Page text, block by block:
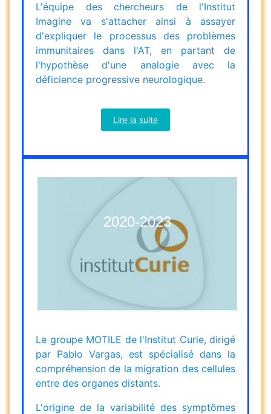
L'équipe des chercheurs de l'Institut
Imagine va s'attacher ainsi à assayer
d'expliquer le processus des problèmes
immunitaires dans l'AT, en partant de
l'hypothèse d'une analogie avec la
déficience progressive neurologique.
Lire la suite
2020-2023
Le groupe MOTILE de l'Institut Curie, dirigé
par Pablo Vargas, est spécialisé dans la
compréhension de la migration des cellules
entre des organes distants.
L'origine de la variabilité des symptômes